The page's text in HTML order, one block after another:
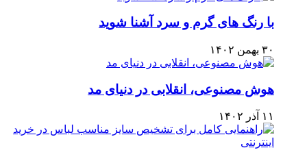
با رنگ های گرم و سرد آشنا شوید
۳۰ بهمن ۱۴۰۲
هوش مصنوعی، انقلابی در دنیای مد
۱۱ آذر ۱۴۰۲